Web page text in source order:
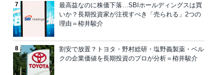
最高益なのに株価下落…SBIホールディングスは買
いか？長期投資家が注視すべき「売られる」2つの
理由＝栫井駿介
割安で放置？トヨタ・野村総研・塩野義製薬・ベル
クの企業価値を長期投資のプロが分析＝栫井駿介